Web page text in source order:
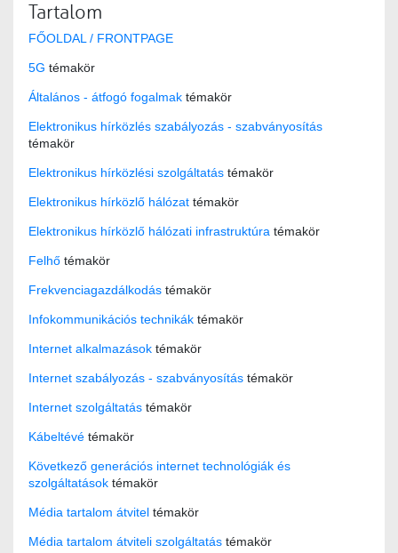
Tartalom
FŐOLDAL / FRONTPAGE
5G témakör
Általános - átfogó fogalmak témakör
Elektronikus hírközlés szabályozás - szabványosítás
témakör
Elektronikus hírközlési szolgáltatás témakör
Elektronikus hírközlő hálózat témakör
Elektronikus hírközlő hálózati infrastruktúra témakör
Felhő témakör
Frekvenciagazdálkodás témakör
Infokommunikációs technikák témakör
Internet alkalmazások témakör
Internet szabályozás - szabványosítás témakör
Internet szolgáltatás témakör
Kábeltévé témakör
Következő generációs internet technológiák és
szolgáltatások témakör
Média tartalom átvitel témakör
Média tartalom átviteli szolgáltatás témakör